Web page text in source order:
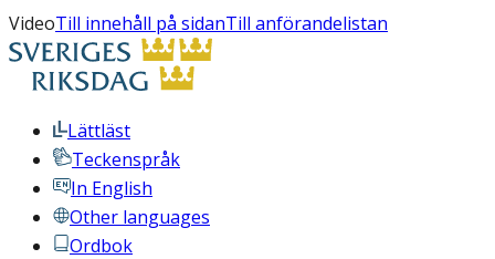
VideoTill innehåll på sidanTill anförandelistan
Lättläst
Teckenspråk
In English
Other languages
Ordbok